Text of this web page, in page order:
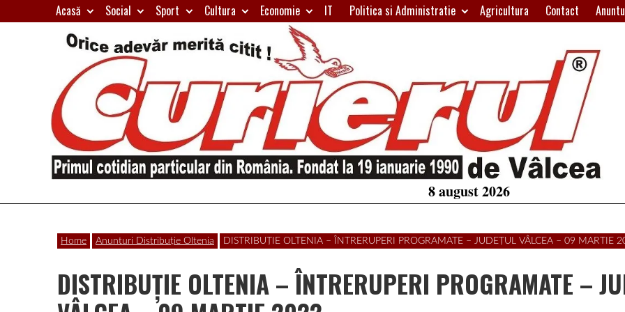
to
Acasă Social Sport Cultura Economie IT Politica si Administratie Agricultura Contact
Curierul
de
Primul
particular
din
România
8 august 2026
Home Anunturi Distribuție Oltenia DISTRIBUȚIE OLTENIA – ÎNTRERUPERI PROGRAMATE – JUDEȚUL VÂLCEA – 09 MARTIE
DISTRIBUȚIE OLTENIA – ÎNTRERUPERI PROGRAMATE –